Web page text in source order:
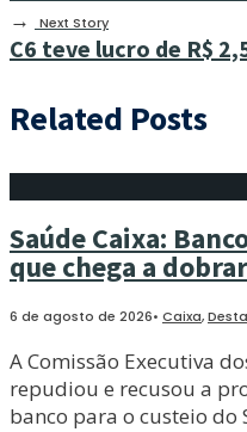
→ Next Story
C6 teve lucro de R$
Related Posts
Saúde Caixa:
que chega a
6 de agosto de 2026• Caixa,
A Comissão Executiva
repudiou e recusou a
banco para o custeio do